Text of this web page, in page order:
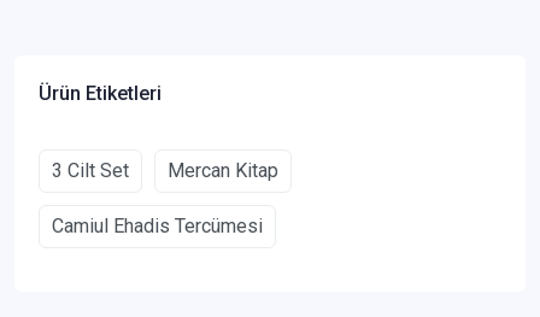
Ürün Etiketleri
3 Cilt Set Mercan Kitap
Camiul Ehadis Tercümesi